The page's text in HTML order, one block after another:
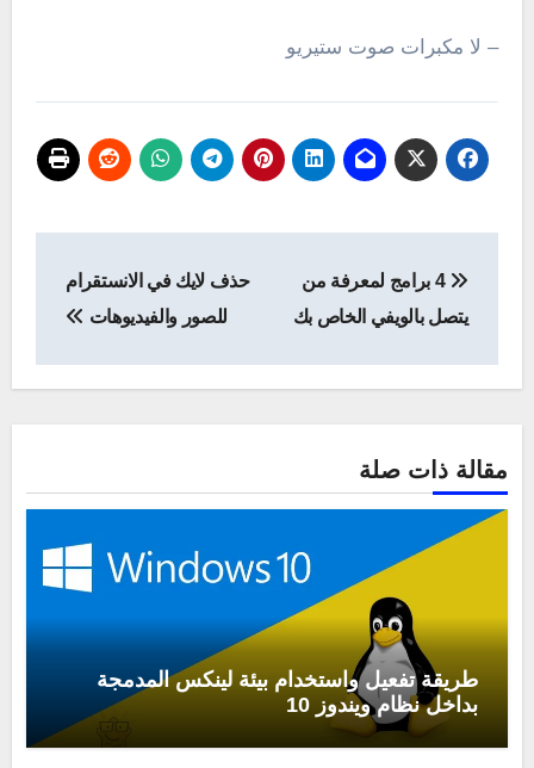
– لا مكبرات صوت ستيريو
المقالات
4 برامج لمعرفة من
يتصل بالويفي الخاص بك
حذف لايك في الانستقرام
للصور والفيديوهات
مقالة ذات صلة
طريقة تفعيل واستخدام بيئة لينكس المدمجة
بداخل نظام ويندوز 10